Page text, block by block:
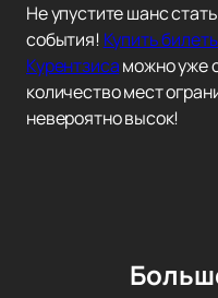
Не упустите шанс
события! Купить
Курентзисаможно уже
количество мест
невероятно высок!